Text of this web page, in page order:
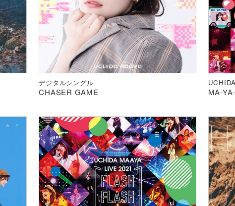
デジタルシングル
CHASER GAME MA-